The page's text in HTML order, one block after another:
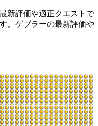
新評価や適正クエストで
。ゲブラーの最新評価や